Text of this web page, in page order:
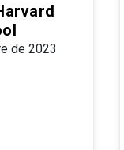
de 2023